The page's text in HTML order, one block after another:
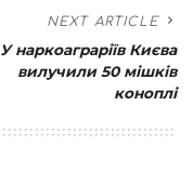
NEXT ARTICLE
У наркоаграріїв Києва
вилучили 50 мішків
коноплі